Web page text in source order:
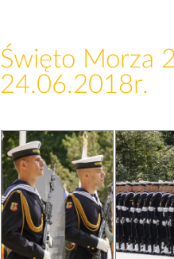
Święto Morza
24.06.2018r.